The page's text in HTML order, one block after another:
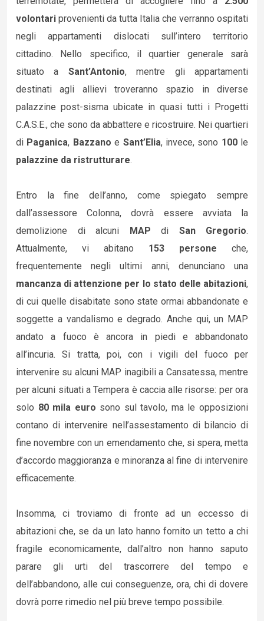
volontari provenienti da tutta Italia che verranno ospitati
negli appartamenti dislocati sull’intero territorio
cittadino. Nello specifico, il quartier generale sarà
situato a Sant’Antonio, mentre gli appartamenti
destinati agli allievi troveranno spazio in diverse
palazzine post-sisma ubicate in quasi tutti i Progetti
C.A.S.E., che sono da abbattere e ricostruire. Nei quartieri
di Paganica, Bazzano e Sant’Elia, invece, sono 100 le
palazzine da ristrutturare.
Entro la fine dell’anno, come spiegato sempre
dall’assessore Colonna, dovrà essere avviata la
demolizione di alcuni MAP di San Gregorio.
Attualmente, vi abitano 153 persone che,
frequentemente negli ultimi anni, denunciano una
mancanza di attenzione per lo stato delle abitazioni,
di cui quelle disabitate sono state ormai abbandonate e
soggette a vandalismo e degrado. Anche qui, un MAP
andato a fuoco è ancora in piedi e abbandonato
all’incuria. Si tratta, poi, con i vigili del fuoco per
intervenire su alcuni MAP inagibili a Cansatessa, mentre
per alcuni situati a Tempera è caccia alle risorse: per ora
solo 80 mila euro sono sul tavolo, ma le opposizioni
contano di intervenire nell’assestamento di bilancio di
fine novembre con un emendamento che, si spera, metta
d’accordo maggioranza e minoranza al fine di intervenire
efficacemente.
Insomma, ci troviamo di fronte ad un eccesso di
abitazioni che, se da un lato hanno fornito un tetto a chi
fragile economicamente, dall’altro non hanno saputo
parare gli urti del trascorrere del tempo e
dell’abbandono, alle cui conseguenze, ora, chi di dovere
dovrà porre rimedio nel più breve tempo possibile.